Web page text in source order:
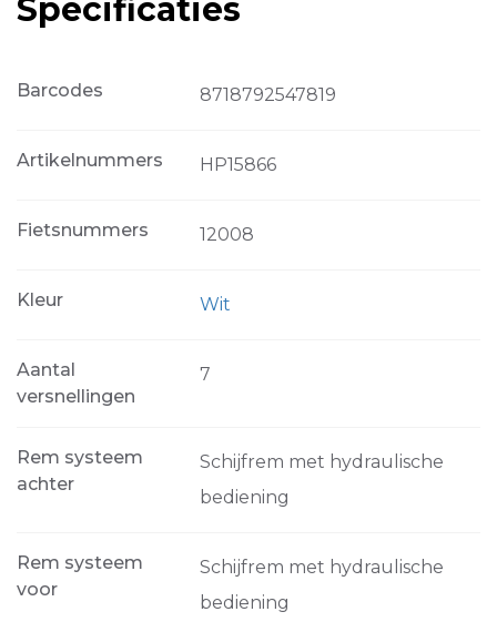
Specificaties
Barcodes 8718792547819
Artikelnummers HP15866
Fietsnummers 12008
Kleur Wit
Aantal
versnellingen
7
Rem systeem
achter
Schijfrem met hydraulische
bediening
Rem systeem
voor
Schijfrem met hydraulische
bediening